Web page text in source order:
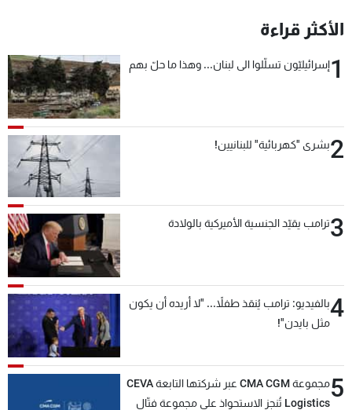
الأكثر قراءة
1إسرائيليّون تسلّلوا الى لبنان... وهذا ما حلّ بهم
2بشرى "كهربائية" للبنانيين!
3ترامب يقيّد الجنسية الأميركية بالولادة
4بالفيديو: ترامب يُنقذ طفلاً... "لا أريده أن يكون
مثل بايدن"!
5
مجموعة CMA CGM عبر شركتها التابعة CEVA
Logistics تُنجز الاستحواذ على مجموعة فتّال
شاهد البرامج
الترددات
شروط الإسـتخدام
سياسة الخصوصية